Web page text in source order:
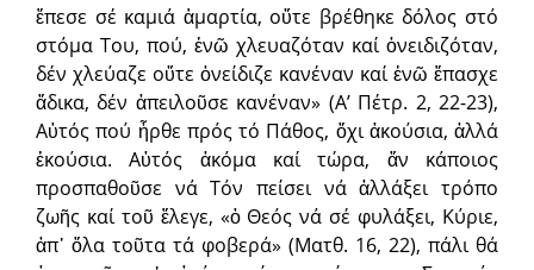
ἔπεσε σέ καμιά ἁμαρτία, οὔτε βρέθηκε δόλος στό
στόμα Του, πού, ἐνῶ χλευαζόταν καί ὀνειδιζόταν,
δέν χλεύαζε οὔτε ὀνείδιζε κανέναν καί ἐνῶ ἔπασχε
ἄδικα, δέν ἀπειλοῦσε κανέναν» (Α’ Πέτρ. 2, 22-23),
Αὐτός πού ἦρθε πρός τό Πάθος, ὄχι ἀκούσια, ἀλλά
ἑκούσια. Αὐτός ἀκόμα καί τώρα, ἄν κάποιος
προσπαθοῦσε νά Τόν πείσει νά ἀλλάξει τρόπο
ζωῆς καί τοῦ ἔλεγε, «ὁ Θεός νά σέ φυλάξει, Κύριε,
ἀπ᾽ ὅλα τοῦτα τά φοβερά» (Ματθ. 16, 22), πάλι θά